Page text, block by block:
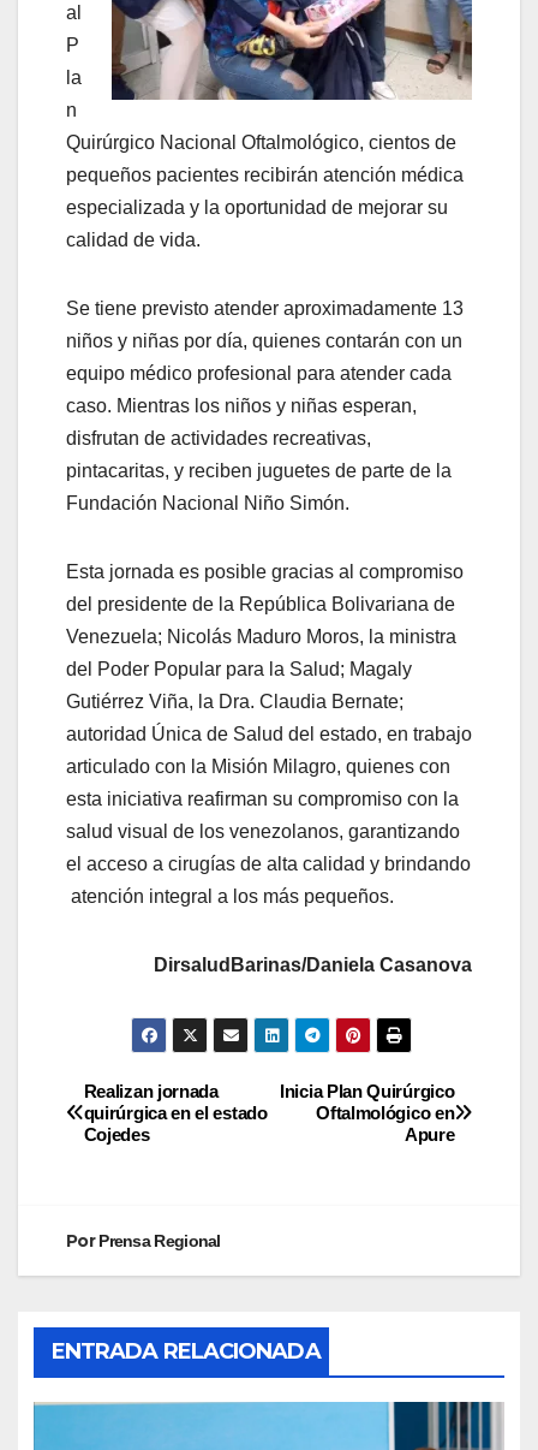
al
P
la
n
Quirúrgico Nacional Oftalmológico, cientos de
pequeños pacientes recibirán atención médica
especializada y la oportunidad de mejorar su
calidad de vida.
Se tiene previsto atender aproximadamente 13
niños y niñas por día, quienes contarán con un
equipo médico profesional para atender cada
caso. Mientras los niños y niñas esperan,
disfrutan de actividades recreativas,
pintacaritas, y reciben juguetes de parte de la
Fundación Nacional Niño Simón.
Esta jornada es posible gracias al compromiso
del presidente de la República Bolivariana de
Venezuela; Nicolás Maduro Moros, la ministra
del Poder Popular para la Salud; Magaly
Gutiérrez Viña, la Dra. Claudia Bernate;
autoridad Única de Salud del estado, en trabajo
articulado con la Misión Milagro, quienes con
esta iniciativa reafirman su compromiso con la
salud visual de los venezolanos, garantizando
el acceso a cirugías de alta calidad y brindando
atención integral a los más pequeños.
DirsaludBarinas/Daniela Casanova
Inicia Plan Quirúrgico
Oftalmológico en
Apure
Realizan jornada
quirúrgica en el estado
Cojedes
PorPrensa Regional
ENTRADA RELACIONADA